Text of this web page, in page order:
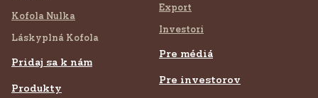
Kofola Nulka
Láskyplná Kofola
Pridaj sa k nám
Produkty
Export
Investori
Pre médiá
Pre investorov